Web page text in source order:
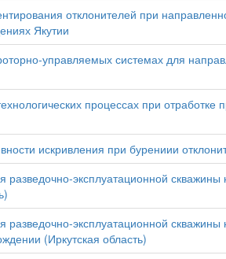
отклонителей при
Якутии
управляемых системах для
процессах при отработке
искривления при бурениии
разведочно-эксплуатационной
разведочно-эксплуатационной
(Иркутская область)